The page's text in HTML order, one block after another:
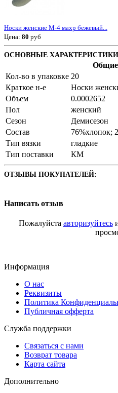
Носки женские М-4 махр бежевый...
Цена: 80 руб
ОСНОВНЫЕ
Общие
Кол-во в упаковке 20
Краткое н-е
Носки
Объем
0.0002652
Пол
женский
Сезон
Демисезон
Состав
76%хлопок;
Тип вязки
гладкие
Тип поставки
КМ
ОТЗЫВЫ ПОКУПАТЕЛЕЙ:
Написать отзыв
Пожалуйста авторизуйтесь
Информация
О нас
Реквизиты
Политика
Публичная офферта
Служба поддержки
Связаться с нами
Возврат товара
Карта сайта
Дополнительно